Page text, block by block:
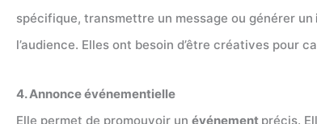
spécifique, transmettre un message ou générer un
l’audience. Elles ont besoin d’être créatives pour
4. Annonce événementielle
Elle permet de promouvoir un événement précis.